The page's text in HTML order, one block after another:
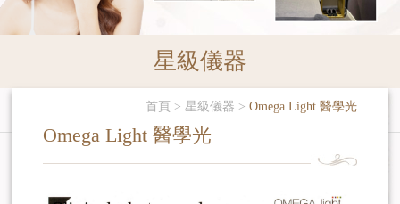
星級儀器
首頁 > 星級儀器 > Omega Light 醫學光
Omega Light 醫學光